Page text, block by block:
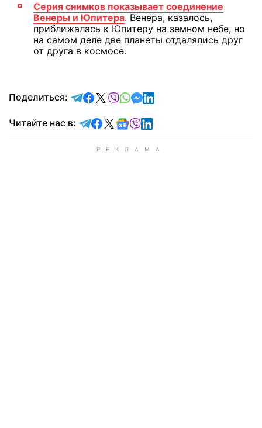
Серия снимков показывает соединение
Венеры и Юпитера. Венера, казалось,
приближалась к Юпитеру на земном небе, но
на самом деле две планеты отдалялись друг
от друга в космосе.
Поделиться: отправить в Telegram
поделиться в Facebook
поделиться в X
отправить в Viber
отправить в Whatsapp
отправить в Messenger
отправить в LinkedIn
Читайте нас в: Читайте в Telegram
Читайте в Facebook
Читайте в X
Читайте в Google news
Читайте в Viber
Читайте в LinkedIn